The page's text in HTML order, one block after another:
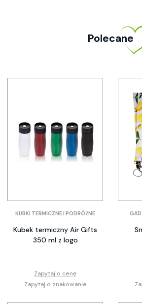
Polecane
KUBKI TERMICZNE I PODRÓŻNE
Kubek termiczny Air Gifts
350 ml z logo
Zapytaj o cenę
Zapytaj o znakowanie